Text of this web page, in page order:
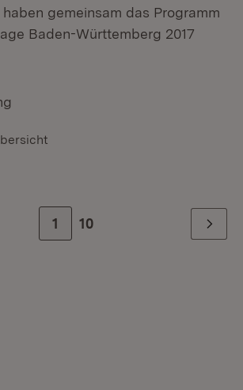
gemeinsam das Programm
Baden-Württemberg 2017
Zur Seite
1 Zur letzten Seite
10 Weiter